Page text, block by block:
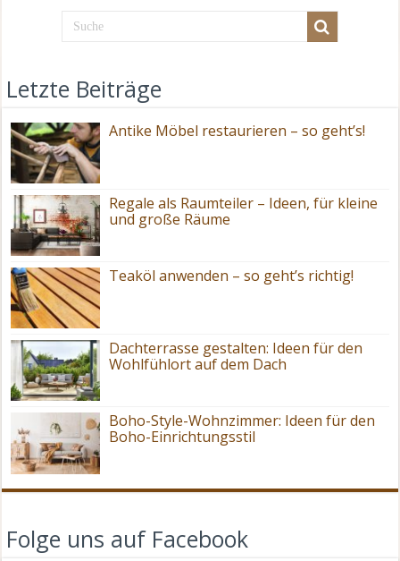
Letzte Beiträge
Antike Möbel restaurieren – so geht’s!
Regale als Raumteiler – Ideen, für kleine
und große Räume
Teaköl anwenden – so geht’s richtig!
Dachterrasse gestalten: Ideen für den
Wohlfühlort auf dem Dach
Boho-Style-Wohnzimmer: Ideen für den
Boho-Einrichtungsstil
Folge uns auf Facebook